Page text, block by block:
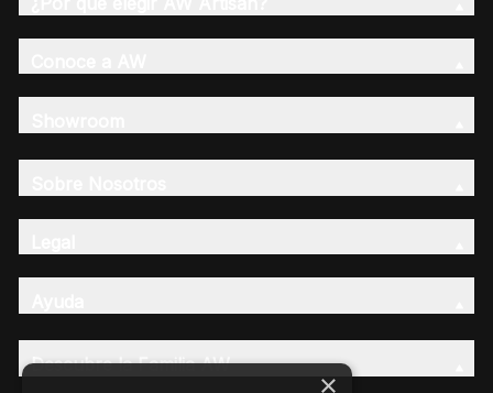
Descubre la Familia AW
×